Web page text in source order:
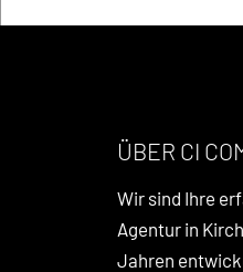
ÜBER CI
Wir sind Ihre
Agentur in
Jahren